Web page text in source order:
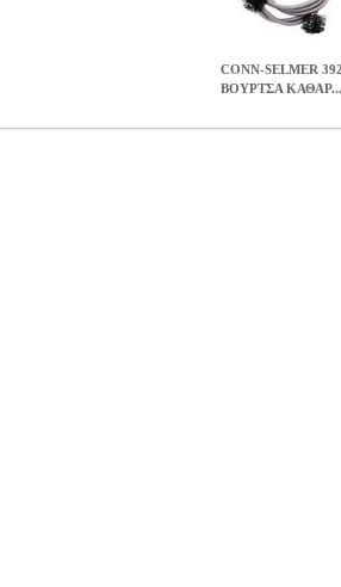
CONN-SELMER
ΒΟΥΡΤΣΑ ΚΑΘΑΡ...